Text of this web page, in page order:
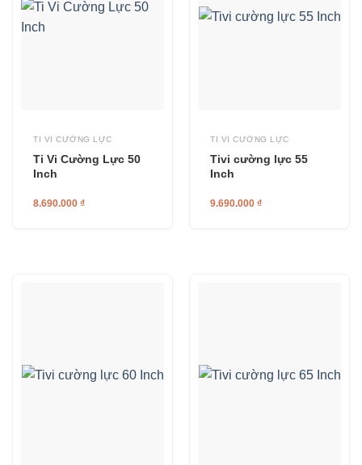
TI VI CƯỜNG LỰC
Ti Vi Cường Lực 50
Inch
8.690.000 ₫
TI VI CƯỜNG LỰC
Tivi cường lực 55
Inch
9.690.000 ₫